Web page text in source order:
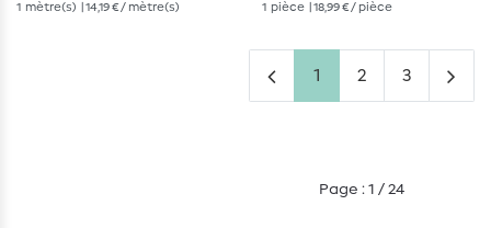
1 mètre(s) | 14,19 € / mètre(s) 1 pièce | 18,99 € / pièce
1 2 3
Page : 1 / 24